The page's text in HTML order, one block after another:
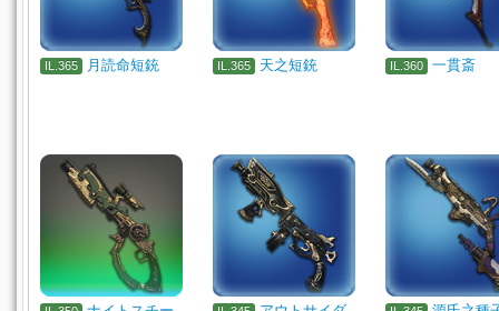
IL.365 月読命短銃 IL.365 天之短銃 IL.360 一貫斎